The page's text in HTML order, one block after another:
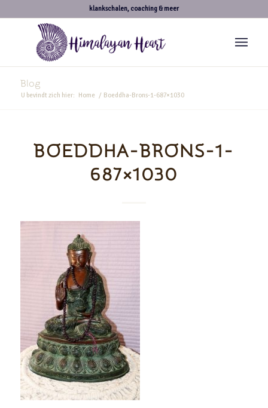
klankschalen, coaching & meer
Blog
U bevindt zich hier: Home / Boeddha-Brons-1-687×1030
BOEDDHA-BRONS-1-
687×1030